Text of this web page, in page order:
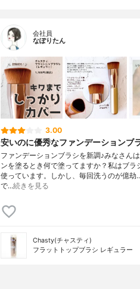
会社員
なぽりたん
3.00
安いのに優秀なファンデーションブ
ファンデーションブラシを新調♪みなさん
ンを塗るとき何で塗ってますか？私はブラ
使っています。しかし、毎回洗うのが億
で…続きを見る
Chasty(チャスティ)
フラットトップブラシ レギュラー